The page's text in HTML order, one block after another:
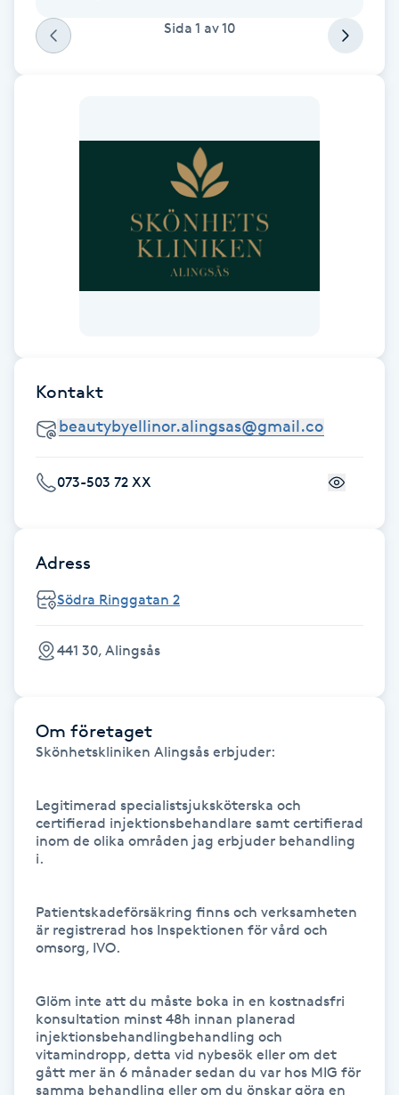
Headspa
Hot yoga
Huduppstramning
Hyaluronsyra
Hyperhidros
Hypnos
Hårbottenbehandling
Hårförlängning
Hårvård
Hälsa
Hälsprickor
Idrottsmassage
Sida 1 av10
Kontakt
073-503 72 XX
Adress
Södra Ringgatan 2
441 30, Alingsås
Om företaget
Skönhetskliniken Alingsås erbjuder:
Legitimerad specialistsjuksköterska och
certifierad injektionsbehandlare samt certifierad
inom de olika områden jag erbjuder behandling
i.
Patientskadeförsäkring finns och verksamheten
är registrerad hos Inspektionen för vård och
omsorg, IVO.
Glöm inte att du måste boka in en kostnadsfri
konsultation minst 48h innan planerad
injektionsbehandlingbehandling och
vitamindropp, detta vid nybesök eller om det
gått mer än 6 månader sedan du var hos MIG för
samma behandling eller om du önskar göra en